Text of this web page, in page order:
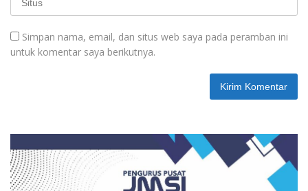
Simpan nama, email, dan situs web saya pada peramban ini
untuk komentar saya berikutnya.